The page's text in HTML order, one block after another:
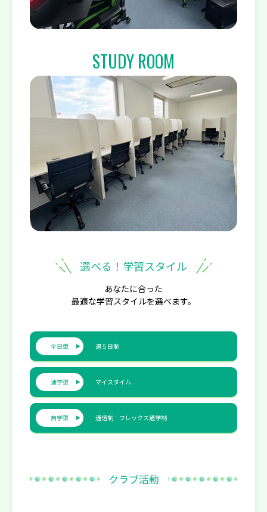
STUDY ROOM
選べる！学習スタイル
あなたに合った
最適な学習スタイルを選べます。
全日型 週５日制
通学型 マイスタイル
自学型 通信制 フレックス通学制
クラブ活動